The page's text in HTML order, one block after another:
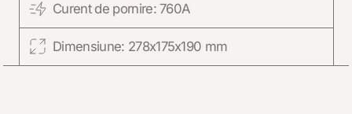
Curent de pornire: 760A
Dimensiune: 278x175x190 mm